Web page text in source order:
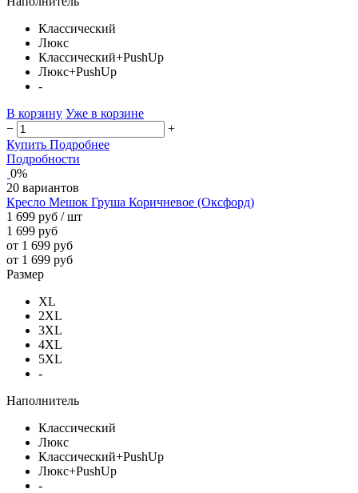
Классический
Люкс
Классический+PushUp
Люкс+PushUp
-
В корзину Уже в корзине
−
+
Купить Подробнее
Подробности
0%
20 вариантов
Кресло Мешок Груша Коричневое (Оксфорд)
1 699 руб / шт
1 699 руб
от 1 699 руб
от 1 699 руб
Размер
XL
2XL
3XL
4XL
5XL
-
Наполнитель
Классический
Люкс
Классический+PushUp
Люкс+PushUp
-